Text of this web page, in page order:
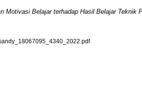
Motivasi Belajar terhadap Hasil Belajar Teknik